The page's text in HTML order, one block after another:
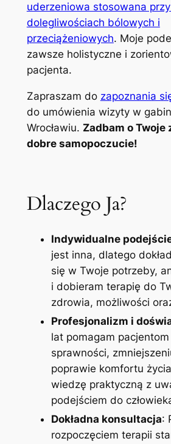
uderzeniowa stosowana
dolegliwościach bólowych i
przeciążeniowych. Moje
zawsze holistyczne i
pacjenta.
Zapraszam do zapoznania
do umówienia wizyty w
Wrocławiu. Zadbam o Twoje
dobre samopoczucie!
Dlaczego Ja?
Indywidualne
jest inna, dlatego
się w Twoje potrzeby,
i dobieram terapię do
zdrowia, możliwości
Profesjonalizm i
lat pomagam
sprawności,
poprawie komfortu
wiedzę praktyczną z
podejściem do
Dokładna konsultacja:
rozpoczęciem terapii